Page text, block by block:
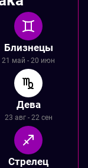
Близнецы
21 май - 20 июн
Дева
23 авг - 22 сен
Стрелец